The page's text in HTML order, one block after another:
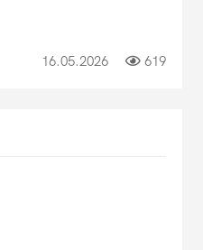
16.05.2026 619